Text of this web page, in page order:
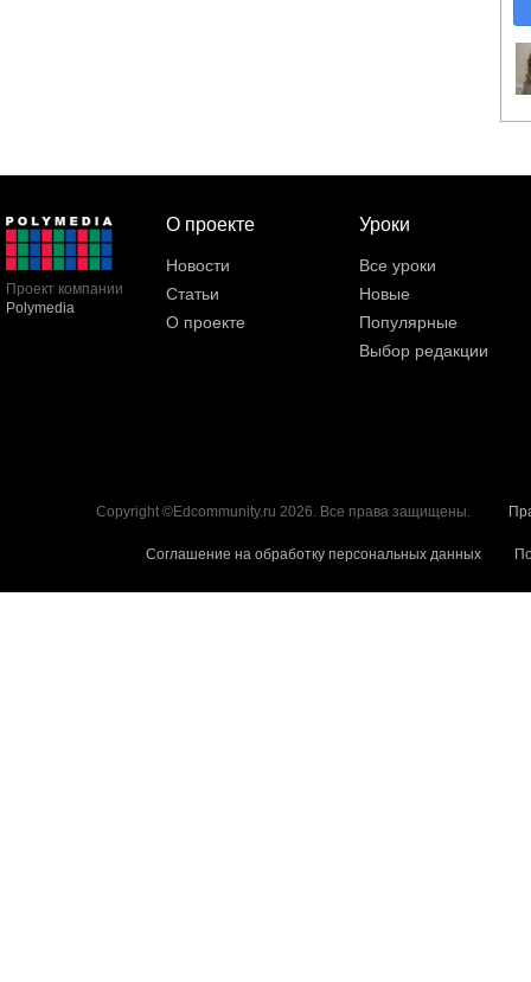
Проект компании
Polymedia
О проекте
Новости
Статьи
О проекте
Уроки
Все уроки
Новые
Популярные
Выбор редакции
Copyright ©Edcommunity.ru 2026. Все права защищены.
Соглашение на обработку персональных данных